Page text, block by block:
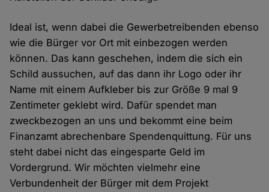
Ideal ist, wenn dabei die Gewerbetreibenden ebenso
wie die Bürger vor Ort mit einbezogen werden
können. Das kann geschehen, indem die sich ein
Schild aussuchen, auf das dann ihr Logo oder ihr
Name mit einem Aufkleber bis zur Größe 9 mal 9
Zentimeter geklebt wird. Dafür spendet man
zweckbezogen an uns und bekommt eine beim
Finanzamt abrechenbare Spendenquittung. Für uns
steht dabei nicht das eingesparte Geld im
Vordergrund. Wir möchten vielmehr eine
Verbundenheit der Bürger mit dem Projekt